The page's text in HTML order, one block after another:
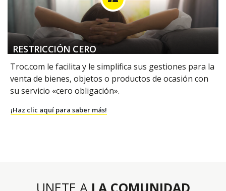
RESTRICCIÓN CERO
Troc.com le facilita y le simplifica sus gestiones para la
venta de bienes, objetos o productos de ocasión con
su servicio «cero obligación».
¡Haz clic aquí para saber más!
UNETE A LA COMUNIDAD